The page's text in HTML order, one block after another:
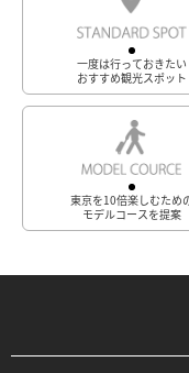
一度は行っておきたい
おすすめ観光スポット
東京を10倍楽しむため
モデルコースを提案